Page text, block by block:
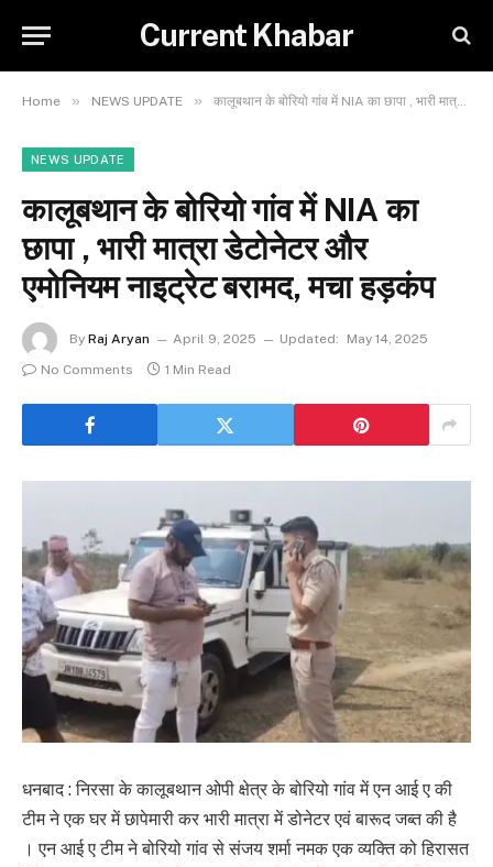
Current Khabar
Home » NEWS UPDATE » कालूबथान के बोरियो गांव में NIA का छापा , भारी मात्रा डेटोनेटर और एमोनियम नाइट्रेट बरामद, मचा हड़कंप
NEWS UPDATE
कालूबथान के बोरियो गांव में NIA का
छापा , भारी मात्रा डेटोनेटर और
एमोनियम नाइट्रेट बरामद, मचा हड़कंप
By Raj Aryan April 9, 2025 Updated:
May 14, 2025
No Comments
1 Min Read
धनबाद : निरसा के कालूबथान ओपी क्षेत्र के बोरियो गांव में एन आई ए की
टीम ने एक घर में छापेमारी कर भारी मात्रा में डोनेटर एवं बारूद जब्त की है
। एन आई ए टीम ने बोरियो गांव से संजय शर्मा नमक एक व्यक्ति को हिरासत